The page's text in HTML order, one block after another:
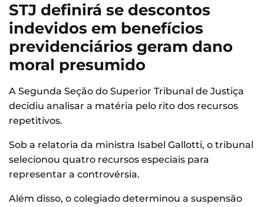
STJ definirá se descontos
indevidos em benefícios
previdenciários geram dano
moral presumido
A Segunda Seção do Superior Tribunal de Justiça
decidiu analisar a matéria pelo rito dos recursos
repetitivos.
Sob a relatoria da ministra Isabel Gallotti, o tribunal
selecionou quatro recursos especiais para
representar a controvérsia.
Além disso, o colegiado determinou a suspensão